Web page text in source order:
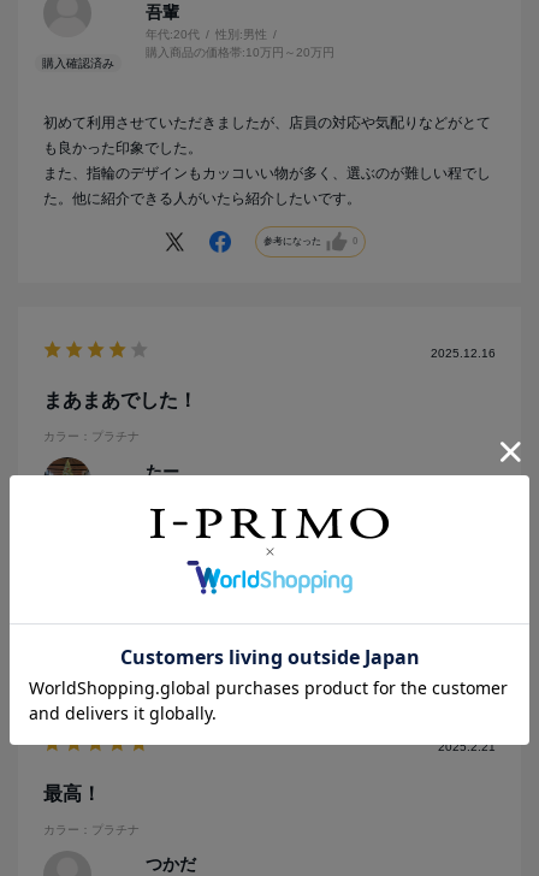
吾輩
年代:20代 性別:男性
購入商品の価格帯:10万円～20万円
初めて利用させていただきましたが、店員の対応や気配りなどがとて
も良かった印象でした。
また、指輪のデザインもカッコいい物が多く、選ぶのが難しい程でし
た。他に紹介できる人がいたら紹介したいです。
参考になった 0
2025.12.16
まあまあでした！
カラー：プラチナ
たー
購入の目的:自分とパートナーへ
購入商品の価格帯:10万円～20万円
普段使いにはちょっとボリュームありすぎかも！
2025.2.21
最高！
カラー：プラチナ
つかだ